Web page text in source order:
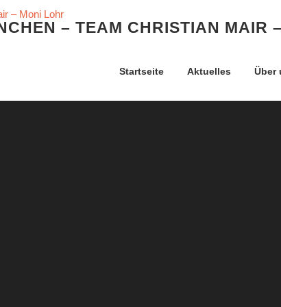
– TEAM CHRISTIAN MAIR
Startseite Aktuelles Über